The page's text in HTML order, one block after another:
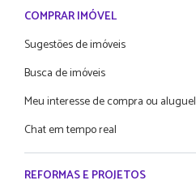
COMPRAR IMÓVEL
Sugestões de imóveis
Busca de imóveis
Meu interesse de compra ou aluguel
Chat em tempo real
REFORMAS E PROJETOS